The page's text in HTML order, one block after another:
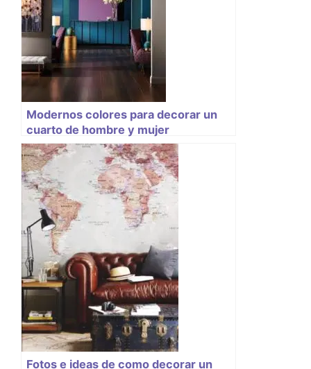
Modernos colores para decorar un
cuarto de hombre y mujer
Fotos e ideas de como decorar un